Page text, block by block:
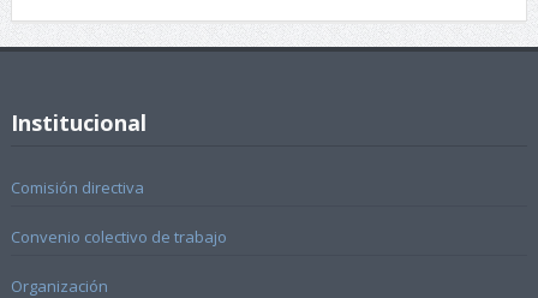
Institucional
Comisión directiva
Convenio colectivo de trabajo
Organización